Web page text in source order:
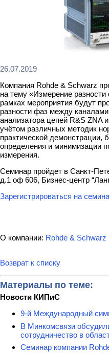
26.07.2019
Компания Rohde & Schwarz
на тему «Измерение
рамках мероприятия будут
разности фаз между
анализатора цепей R&S ZNA
учётом различных методик
практической демонстрации,
определения и минимизации
измерения.
Семинар пройдет в Санкт-
д.1 оф 606, Бизнес-центр
Зарегистрироваться на
О компании: Rohde & Schwarz
Возврат к списку
Материалы по теме:
Новости КИПиС
9-й Международный
В Минкомсвязи
сотрудничество в
Семинар компании